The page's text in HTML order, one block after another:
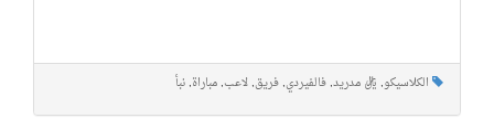
الكلاسيكو, ريال مدريد, فالفيردي, فريق, لاعب, مباراة, نبأ